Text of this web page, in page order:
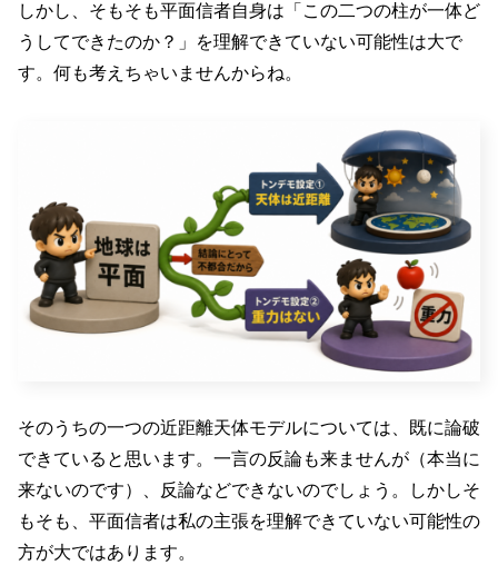
しかし、そもそも平面信者自身は「この二つの柱が一体ど
うしてできたのか？」を理解できていない可能性は大で
す。何も考えちゃいませんからね。
そのうちの一つの近距離天体モデルについては、既に論破
できていると思います。一言の反論も来ませんが（本当に
来ないのです）、反論などできないのでしょう。しかしそ
もそも、平面信者は私の主張を理解できていない可能性の
方が大ではあります。